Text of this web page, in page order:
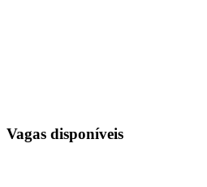
Vagas disponíveis